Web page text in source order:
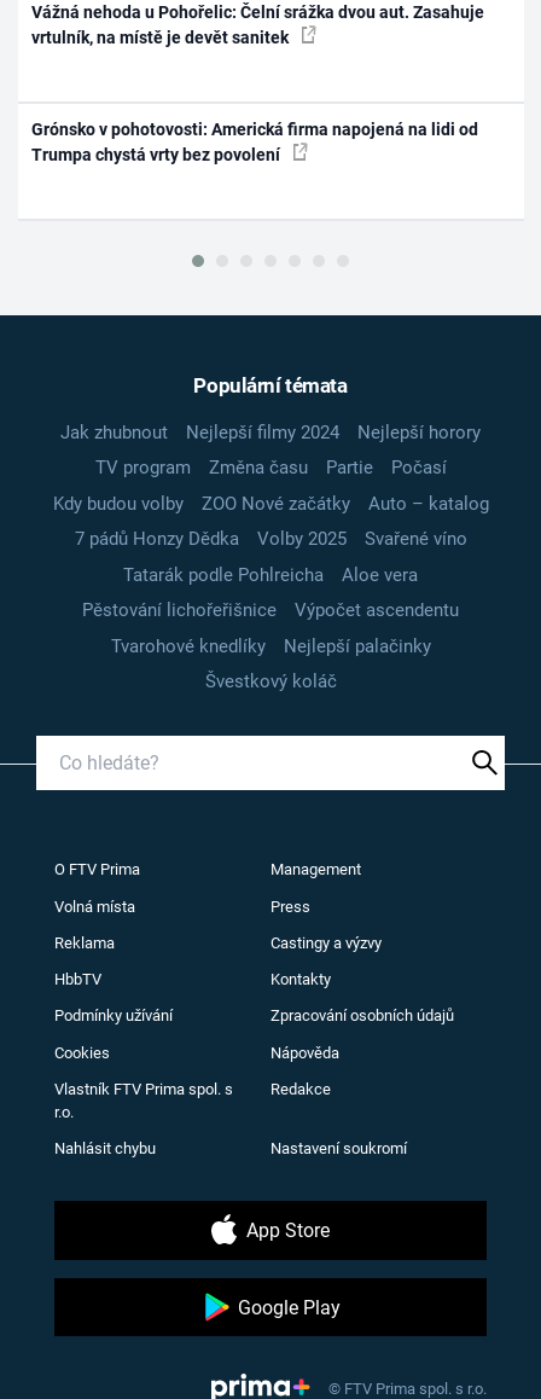
Vážná nehoda u Pohořelic: Čelní srážka dvou aut. Zasahuje
vrtulník, na místě je devět sanitek
Grónsko v pohotovosti: Americká firma napojená na lidi od
Trumpa chystá vrty bez povolení
Populární témata
Jak zhubnout Nejlepší filmy 2024
Nejlepší horory
TV program
Změna času Partie
Počasí
Kdy budou volby
ZOO Nové začátky
Auto – katalog
7 pádů Honzy Dědka
Volby 2025
Svařené víno
Tatarák podle Pohlreicha
Aloe vera
Pěstování lichořeřišnice
Výpočet ascendentu
Tvarohové knedlíky
Nejlepší palačinky
Švestkový koláč
O FTV Prima Management
Volná místa Press
Reklama Castingy a výzvy
HbbTV Kontakty
Podmínky užívání Zpracování osobních údajů
Cookies Nápověda
Vlastník FTV Prima spol. s
r.o.
Redakce
Nahlásit chybu Nastavení soukromí
App Store
Google Play
© FTV Prima spol. s r.o.